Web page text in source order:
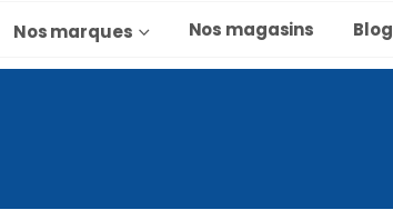
Nos marques Nos magasins Blog